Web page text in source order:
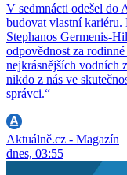
V sedmnácti odešel do
budovat vlastní kariéru.
Stephanos Germenis-
odpovědnost za
nejkrásnějších vodních
nikdo z nás ve
správci.“
Aktuálně.cz - Magazín
dnes, 03:55